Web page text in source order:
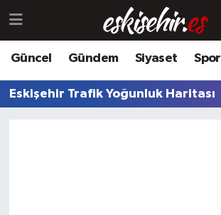
Güncel Gündem Siyaset Spor
Eskişehir Trafik Yoğunluk Haritası